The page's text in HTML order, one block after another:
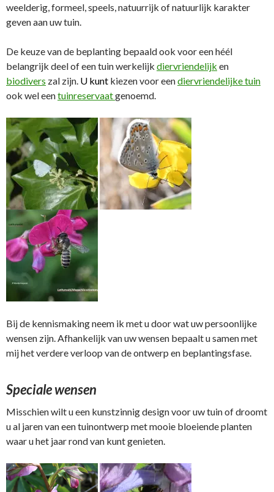
weelderig, formeel, speels, natuurrijk of natuurlijk karakter
geven aan uw tuin.
De keuze van de beplanting bepaald ook voor een héél
belangrijk deel of een tuin werkelijk diervriendelijk en
biodivers zal zijn. U kunt kiezen voor eendiervriendelijke tuin
ook wel eentuinreservaatgenoemd.
Bij de kennismaking neem ik met u door wat uw persoonlijke
wensen zijn. Afhankelijk van uw wensen bepaalt u samen met
mij het verdere verloop van de ontwerp en beplantingsfase.
Speciale wensen
Misschien wilt u een kunstzinnig design voor uw tuin of droomt
u al jaren van een tuinontwerp met mooie bloeiende planten
waar u het jaar rond van kunt genieten.